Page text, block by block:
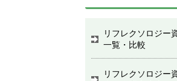
リフレクソロジー
一覧・比較
リフレクソロジー